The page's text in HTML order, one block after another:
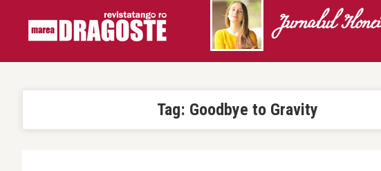
Jurnalul Ilonei
Tag: Goodbye to Gravity